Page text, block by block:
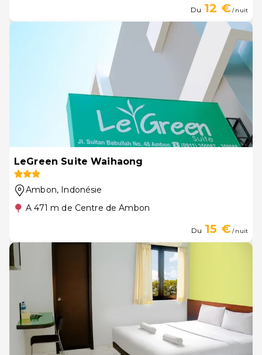
Du 12 €/ nuit
LeGreen Suite Waihaong
Ambon, Indonésie
A 471 m de Centre de Ambon
Du 15 €/ nuit